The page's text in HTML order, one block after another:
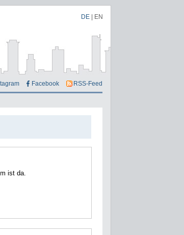
DE EN
Facebook RSS-Feed
ist da.